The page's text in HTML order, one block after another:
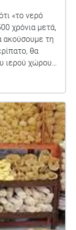
«το νερό
χρόνια μετά,
ακούσουμε τη
ιερού χώρου:
Λουτρά - Η
- Το